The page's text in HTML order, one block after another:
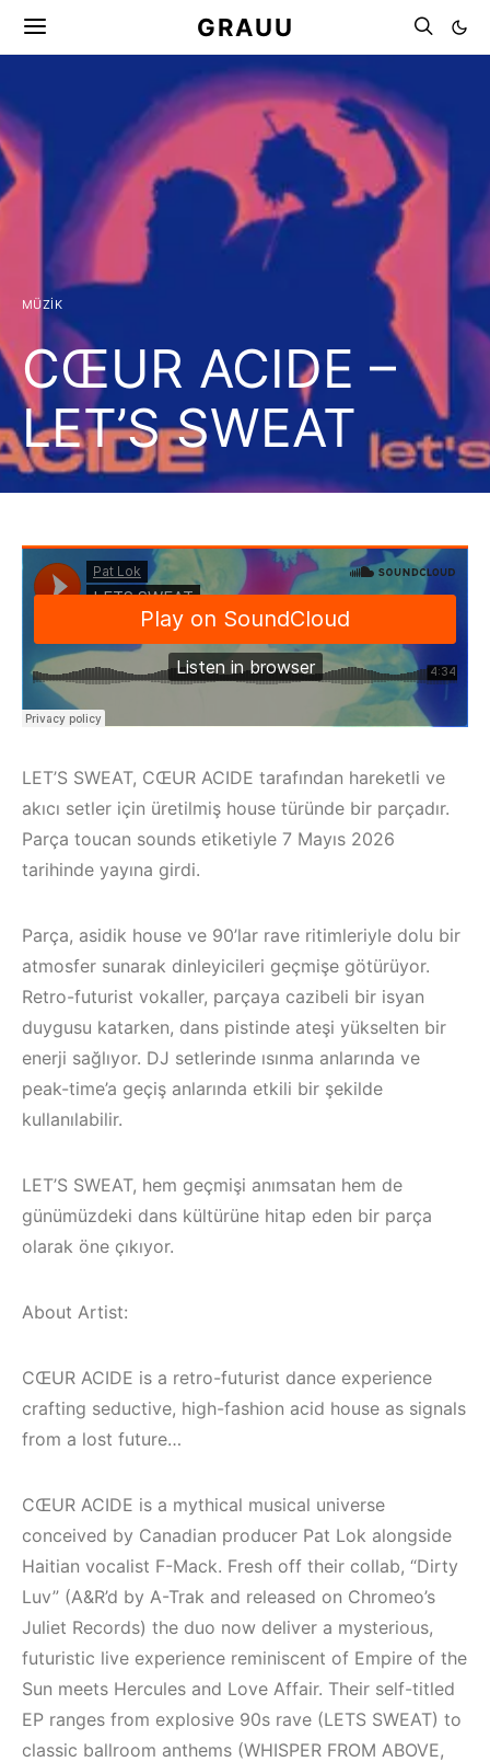
/ Alaçatı
Müzik
2023 –
Mekanı : CAVE
GRAUU
MÜZIK
CŒUR ACIDE –
LET’S SWEAT
LET’S SWEAT, CŒUR ACIDE tarafından hareketli ve
akıcı setler için üretilmiş house türünde bir parçadır.
Parça toucan sounds etiketiyle 7 Mayıs 2026
tarihinde yayına girdi.
Parça, asidik house ve 90’lar rave ritimleriyle dolu bir
atmosfer sunarak dinleyicileri geçmişe götürüyor.
Retro-futurist vokaller, parçaya cazibeli bir isyan
duygusu katarken, dans pistinde ateşi yükselten bir
enerji sağlıyor. DJ setlerinde ısınma anlarında ve
peak-time’a geçiş anlarında etkili bir şekilde
kullanılabilir.
LET’S SWEAT, hem geçmişi anımsatan hem de
günümüzdeki dans kültürüne hitap eden bir parça
olarak öne çıkıyor.
About Artist:
CŒUR ACIDE is a retro-futurist dance experience
crafting seductive, high-fashion acid house as signals
from a lost future…
CŒUR ACIDE is a mythical musical universe
conceived by Canadian producer Pat Lok alongside
Haitian vocalist F-Mack. Fresh off their collab, “Dirty
Luv” (A&R’d by A-Trak and released on Chromeo’s
Juliet Records) the duo now deliver a mysterious,
futuristic live experience reminiscent of Empire of the
Sun meets Hercules and Love Affair. Their self-titled
EP ranges from explosive 90s rave (LETS SWEAT) to
classic ballroom anthems (WHISPER FROM ABOVE,